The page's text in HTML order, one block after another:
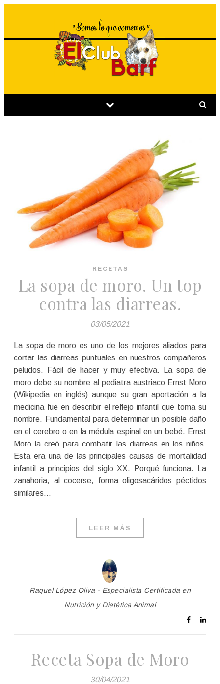
RECETAS
La sopa de moro. Un top
contra las diarreas.
03/05/2021
La sopa de moro es uno de los mejores aliados para
cortar las diarreas puntuales en nuestros compañeros
peludos. Fácil de hacer y muy efectiva. La sopa de
moro debe su nombre al pediatra austriaco Ernst Moro
(Wikipedia en inglés) aunque su gran aportación a la
medicina fue en describir el reflejo infantil que toma su
nombre. Fundamental para determinar un posible daño
en el cerebro o en la médula espinal en un bebé. Ernst
Moro la creó para combatir las diarreas en los niños.
Esta era una de las principales causas de mortalidad
infantil a principios del siglo XX. Porqué funciona. La
zanahoria, al cocerse, forma oligosacáridos péctidos
similares…
LEER MÁS
Raquel López Oliva - Especialista Certificada en
Nutrición y Dietética Animal
Receta Sopa de Moro
30/04/2021